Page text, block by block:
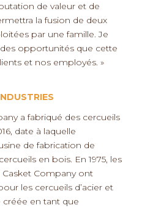
de valeur et de
la fusion de deux
par une famille. Je
opportunités que cette
et nos employés. »
a fabriqué des cercueils
date à laquelle
de fabrication de
en bois. En 1975, les
Casket Company ont
les cercueils d’acier et
créée en tant que